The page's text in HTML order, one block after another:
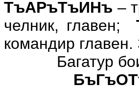
ТъАРъТъИНъ –
челник, главен;
командир
Багатур